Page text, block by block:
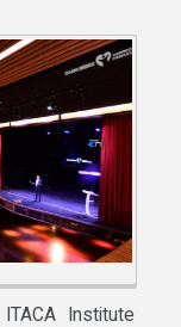
Institute